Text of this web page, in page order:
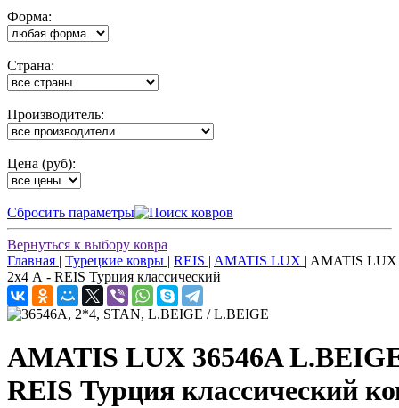
Форма:
Cтрана:
Производитель:
Цена (руб):
Cбросить параметры
Вернуться к выбору ковра
Главная | Турецкие ковры | REIS | AMATIS LUX | AMATIS LUX
2x4 А - REIS Турция классический
AMATIS LUX 36546A
REIS Турция классический